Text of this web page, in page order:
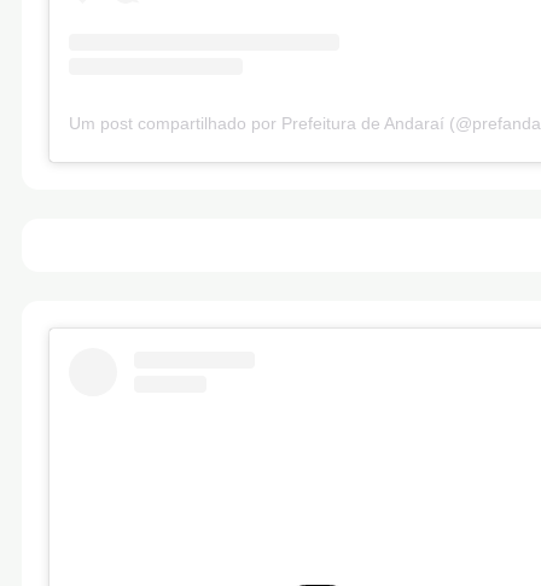
Um post compartilhado por Prefeitura de Andaraí